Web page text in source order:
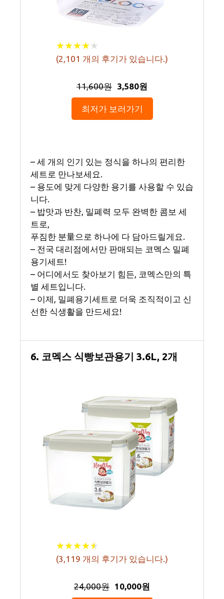
★★★★★
★★★★★
(2,101 개의 후기가 있습니다.)
11,600원 3,580원
최저가 보러가기
– 세 개의 인기 있는 정식을 하나의 편리한
세트로 만나보세요.
– 용도에 맞게 다양한 용기를 사용할 수 있습
니다.
– 밥맛과 반찬, 밀폐력 모두 완벽한 콤보 세
트로,
푸짐한 분量으로 하나에 다 담아드릴게요.
– 전국 대리점에서만 판매되는 코멕스 밀폐
용기세트!
– 어디에서도 찾아보기 힘든, 코멕스만의 특
별 세트입니다.
– 이제, 밀폐용기세트로 더욱 조직적이고 신
선한 식생활을 만드세요!
6. 코멕스 식빵보관용기 3.6L, 2개
★★★★★
★★★★★
(3,119 개의 후기가 있습니다.)
24,000원 10,000원